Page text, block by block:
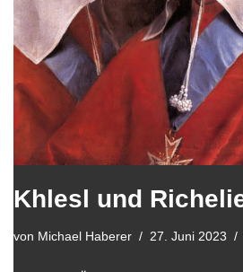
Khlesl und
von Michael Haberer 27. Juni 2023